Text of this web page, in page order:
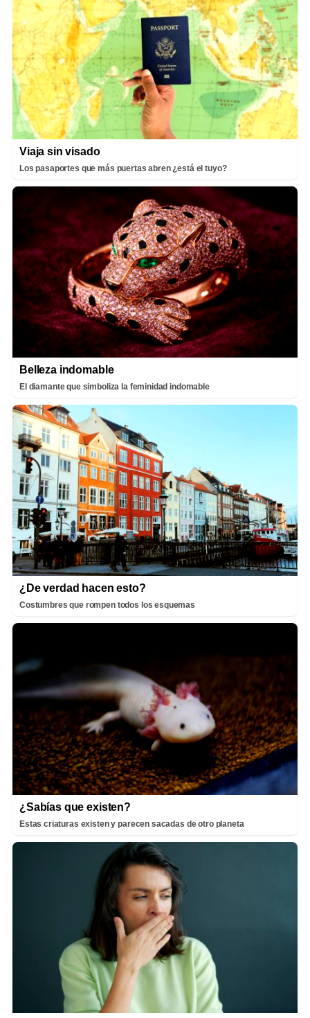
Viaja sin visado
Los pasaportes que más puertas abren ¿está el tuyo?
Belleza indomable
El diamante que simboliza la feminidad indomable
¿De verdad hacen esto?
Costumbres que rompen todos los esquemas
¿Sabías que existen?
Estas criaturas existen y parecen sacadas de otro planeta